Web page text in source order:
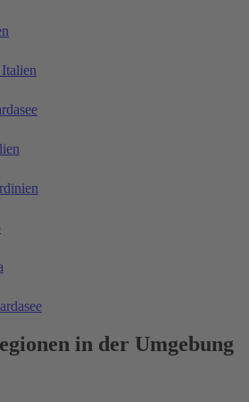
in der Umgebung